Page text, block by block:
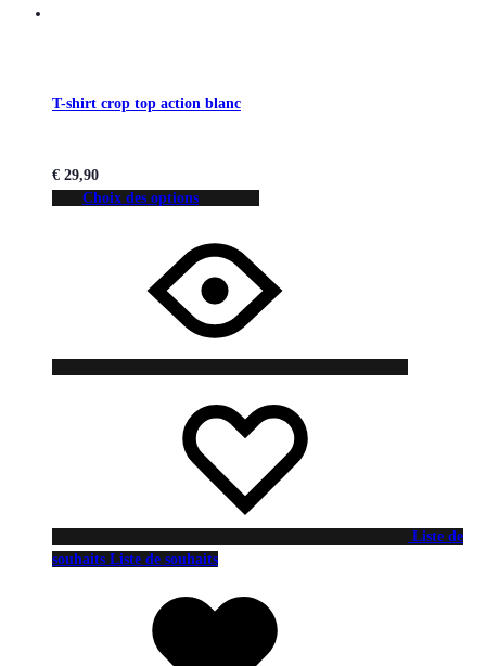
T-shirt crop top action blanc
€ 29,90
Choix des options
Liste de
souhaits Liste de souhaits